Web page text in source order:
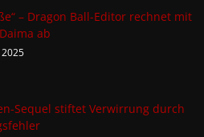
– Dragon Ball-Editor rechnet mit
ab
Sequel stiftet Verwirrung durch